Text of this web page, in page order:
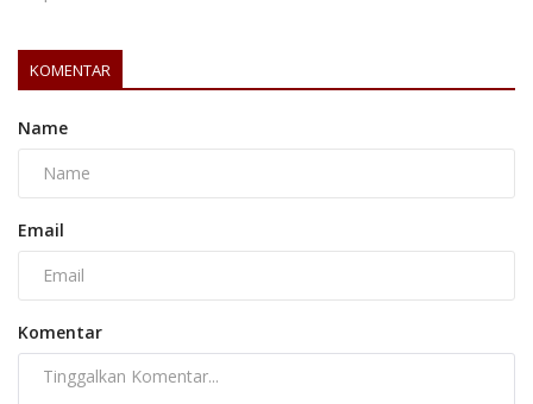
KOMENTAR
Name
Email
Komentar